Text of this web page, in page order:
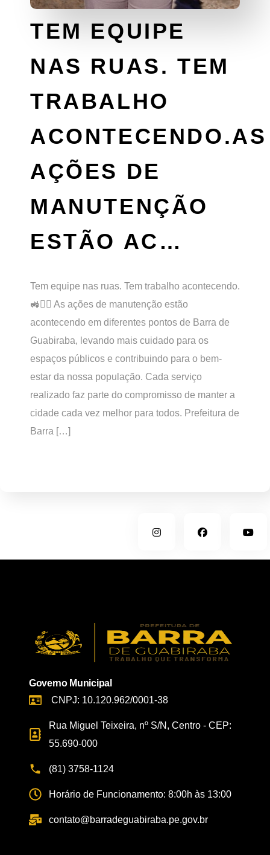
TEM EQUIPE
NAS RUAS. TEM
TRABALHO
ACONTECENDO.AS
AÇÕES DE
MANUTENÇÃO
ESTÃO AC…
Tem equipe nas ruas. Tem trabalho acontecendo.
🚜👷‍♂️ As ações de manutenção estão
acontecendo em diferentes pontos de Barra de
Guabiraba, levando mais cuidado para os
espaços públicos e contribuindo para o bem-
estar da nossa população. Cada serviço
realizado faz parte do compromisso de manter a
cidade cada vez melhor para todos. Prefeitura de
Barra […]
Governo Municipal
CNPJ: 10.120.962/0001-38
Rua Miguel Teixeira, nº S/N, Centro - CEP:
55.690-000
(81) 3758-1124
Horário de Funcionamento: 8:00h às 13:00
contato@barradeguabiraba.pe.gov.br